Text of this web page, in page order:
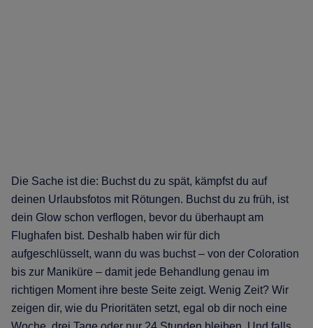
Die Sache ist die: Buchst du zu spät, kämpfst du auf
deinen Urlaubsfotos mit Rötungen. Buchst du zu früh, ist
dein Glow schon verflogen, bevor du überhaupt am
Flughafen bist. Deshalb haben wir für dich
aufgeschlüsselt, wann du was buchst – von der Coloration
bis zur Maniküre – damit jede Behandlung genau im
richtigen Moment ihre beste Seite zeigt. Wenig Zeit? Wir
zeigen dir, wie du Prioritäten setzt, egal ob dir noch eine